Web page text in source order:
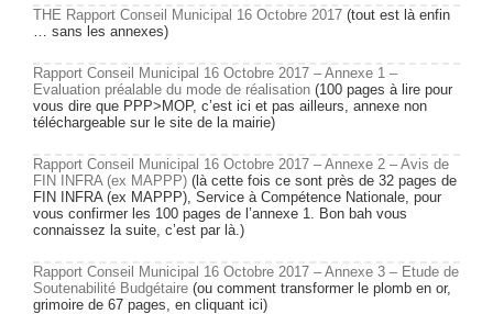
THE Rapport Conseil Municipal 16 Octobre 2017 (tout est là enfin
… sans les annexes)
Rapport Conseil Municipal 16 Octobre 2017 – Annexe 1 –
Evaluation préalable du mode de réalisation (100 pages à lire pour
vous dire que PPP>MOP, c’est ici et pas ailleurs, annexe non
téléchargeable sur le site de la mairie)
Rapport Conseil Municipal 16 Octobre 2017 – Annexe 2 – Avis de
FIN INFRA (ex MAPPP) (là cette fois ce sont près de 32 pages de
FIN INFRA (ex MAPPP), Service à Compétence Nationale, pour
vous confirmer les 100 pages de l’annexe 1. Bon bah vous
connaissez la suite, c’est par là.)
Rapport Conseil Municipal 16 Octobre 2017 – Annexe 3 – Etude de
Soutenabilité Budgétaire (ou comment transformer le plomb en or,
grimoire de 67 pages, en cliquant ici)